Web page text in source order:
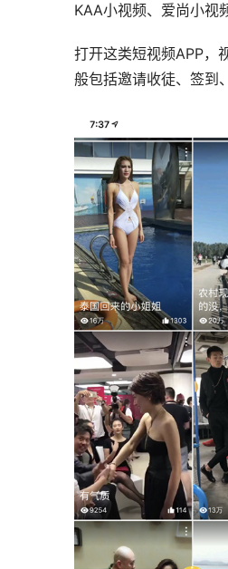
KAA小视频、爱尚小视
打开这类短视频APP，
般包括邀请收徒、签到